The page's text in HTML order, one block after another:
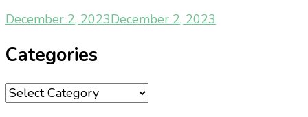
December 2, 2023December 2, 2023
Categories
Categories